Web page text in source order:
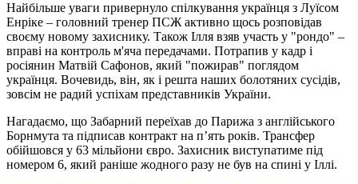
Найбільше уваги привернуло спілкування українця з Луїсом
Енріке – головний тренер ПСЖ активно щось розповідав
своєму новому захиснику. Також Ілля взяв участь у "рондо" –
вправі на контроль м'яча передачами. Потрапив у кадр і
росіянин Матвій Сафонов, який "пожирав" поглядом
українця. Вочевидь, він, як і решта наших болотяних сусідів,
зовсім не радий успіхам представників України.
Нагадаємо, що Забарний переїхав до Парижа з англійського
Борнмута та підписав контракт на п’ять років. Трансфер
обійшовся у 63 мільйони євро. Захисник виступатиме під
номером 6, який раніше жодного разу не був на спині у Іллі.